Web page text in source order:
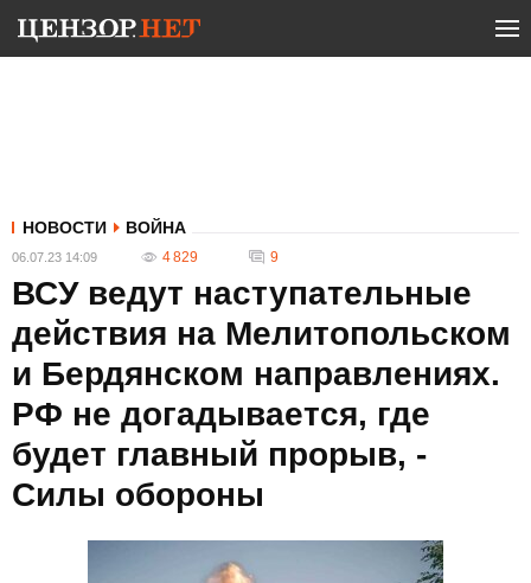
НОВОСТИ ВОЙНА
06.07.23 14:09 4 829 9
ВСУ ведут наступательные
действия на Мелитопольском
и Бердянском направлениях.
РФ не догадывается, где
будет главный прорыв, -
Силы обороны